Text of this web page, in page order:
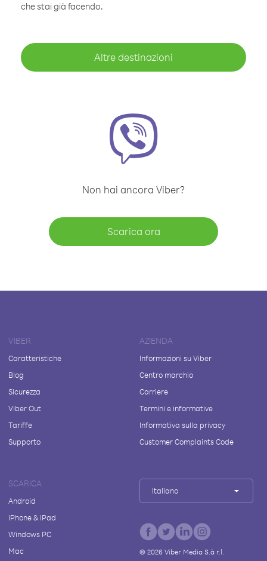
che stai già facendo.
Altre destinazioni
Non hai ancora Viber?
Scarica ora
VIBER
Caratteristiche
Blog
Sicurezza
Viber Out
Tariffe
Supporto
AZIENDA
Informazioni su Viber
Centro marchio
Carriere
Termini e informative
Informativa sulla privacy
Customer Complaints Code
SCARICA
Android
iPhone & iPad
Windows PC
Mac
Italiano
© 2026Viber Media S.à r.l.